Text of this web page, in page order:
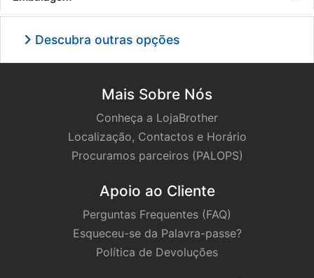
Descubra outras opções
Mais Sobre Nós
Conheça a LojaBrother
Localização, Contactos e Horário
Procuramos parceiros (PALOPS)
Apoio ao Cliente
Perguntas Frequentes (FAQ)
Esqueceu-se da Palavra-passe?
Política de Devoluções